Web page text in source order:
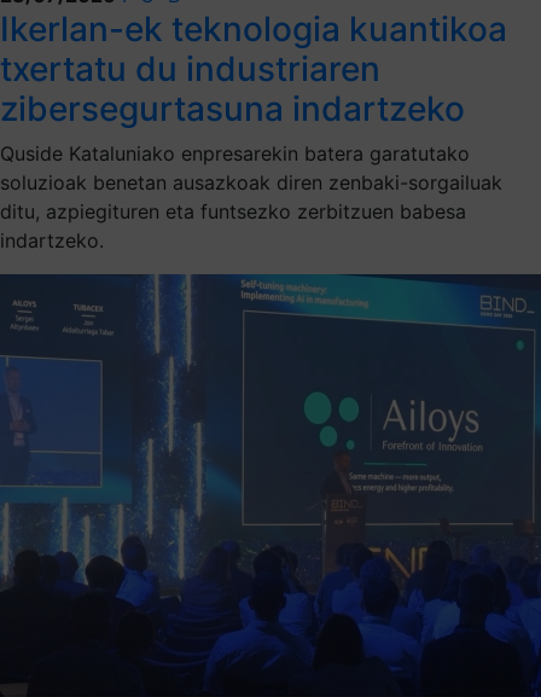
Ikerlan-ek teknologia kuantikoa
txertatu du industriaren
zibersegurtasuna indartzeko
Quside Kataluniako enpresarekin batera garatutako
soluzioak benetan ausazkoak diren zenbaki-sorgailuak
ditu, azpiegituren eta funtsezko zerbitzuen babesa
indartzeko.